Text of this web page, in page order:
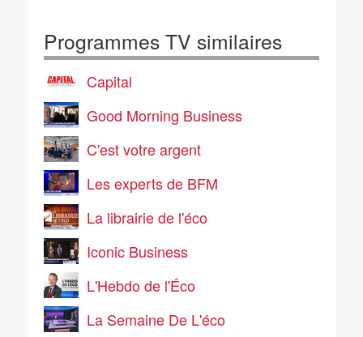
Programmes TV similaires
Capital
Good Morning Business
C'est votre argent
Les experts de BFM
La librairie de l'éco
Iconic Business
L'Hebdo de l'Éco
La Semaine De L'éco